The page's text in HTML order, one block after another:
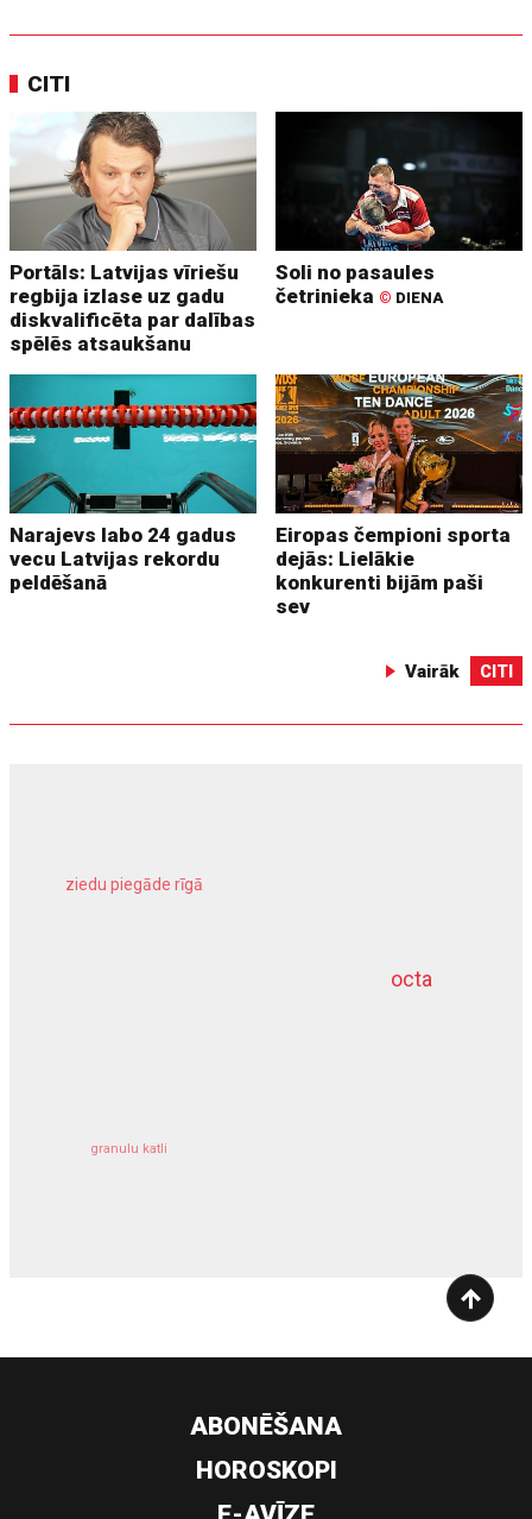
CITI
Portāls: Latvijas vīriešu
regbija izlase uz gadu
diskvalificēta par dalības
spēlēs atsaukšanu
Soli no pasaules
četrinieka © DIENA
Narajevs labo 24 gadus
vecu Latvijas rekordu
peldēšanā
Eiropas čempioni sporta
dejās: Lielākie
konkurenti bijām paši
sev
Vairāk CITI
octa
ziedu piegāde rīgā
granulu katli
dziļurbums
ABONĒŠANA
HOROSKOPI